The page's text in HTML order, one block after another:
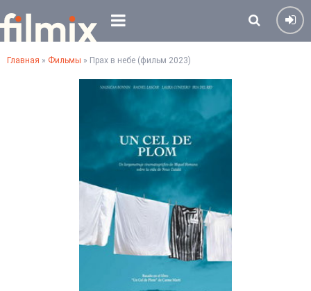
Главная » Фильмы » Прах в небе (фильм 2023)